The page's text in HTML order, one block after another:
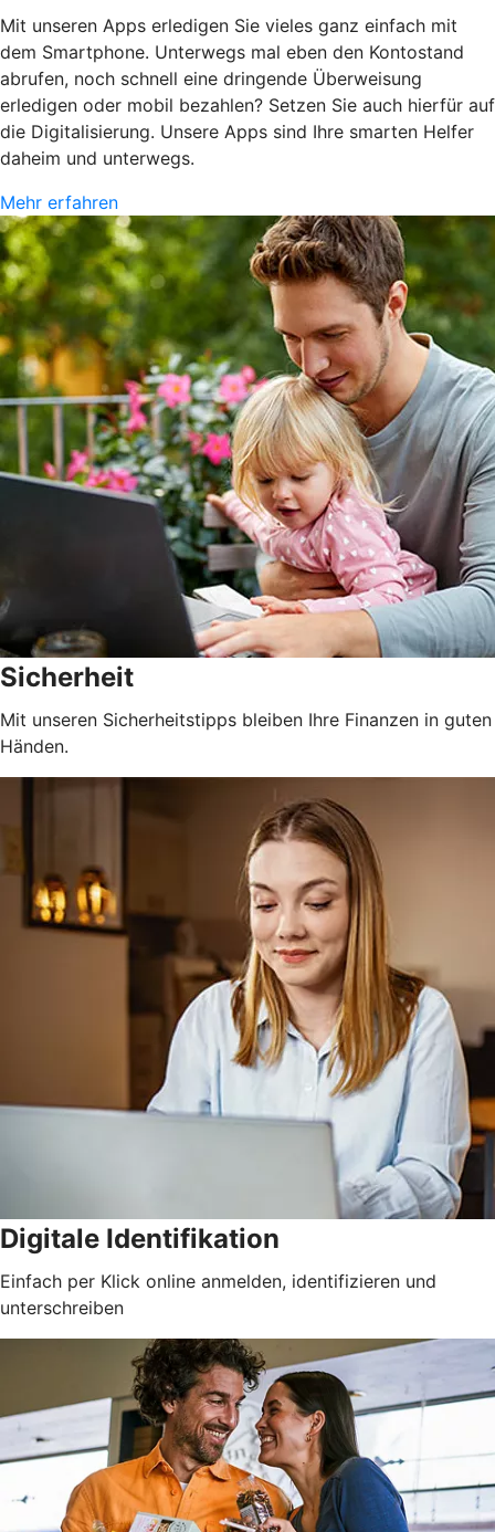
Mit unseren Apps erledigen Sie vieles ganz einfach mit
dem Smartphone. Unterwegs mal eben den Kontostand
abrufen, noch schnell eine dringende Überweisung
erledigen oder mobil bezahlen? Setzen Sie auch hierfür auf
die Digitalisierung. Unsere Apps sind Ihre smarten Helfer
daheim und unterwegs.
Mehr erfahren
Sicherheit
Mit unseren Sicherheitstipps bleiben Ihre Finanzen in guten
Händen.
Digitale Identifikation
Einfach per Klick online anmelden, identifizieren und
unterschreiben